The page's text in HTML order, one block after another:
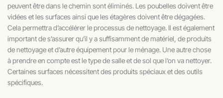
peuvent être dans le chemin sont éliminés. Les poubelles doivent être
vidées et les surfaces ainsi que les étagères doivent être dégagées.
Cela permettra d’accélérer le processus de nettoyage. Il est également
important de s’assurer qu’il y a suffisamment de matériel, de produits
de nettoyage et d’autre équipement pour le ménage. Une autre chose
à prendre en compte est le type de salle et de sol que l’on va nettoyer.
Certaines surfaces nécessitent des produits spéciaux et des outils
spécifiques.